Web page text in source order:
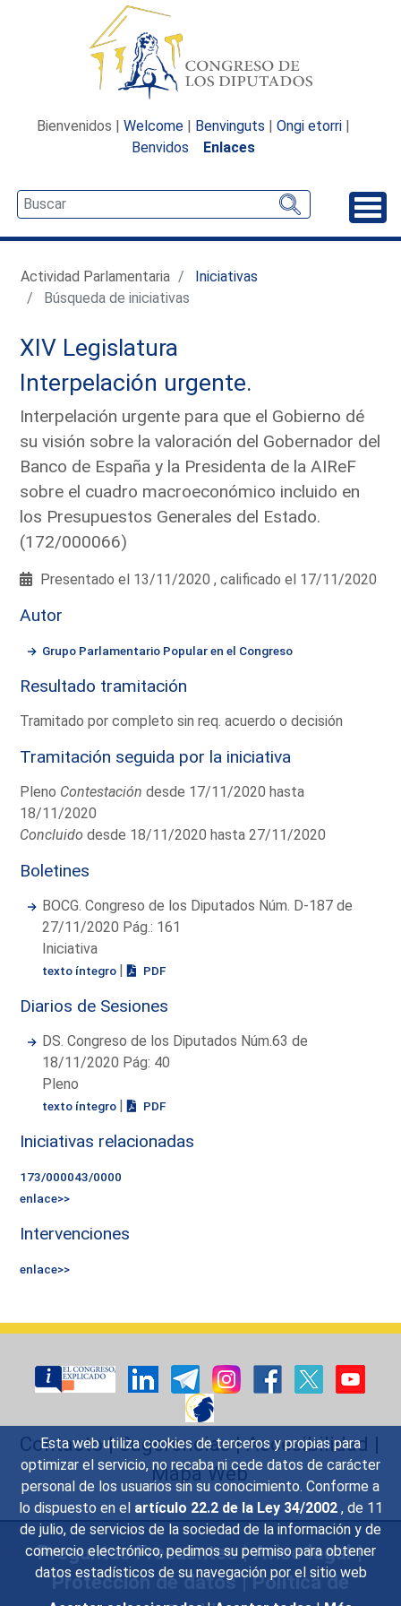
Esta web utiliza cookies de terceros y propias para
optimizar el servicio, no recaba ni cede datos de carácter
personal de los usuarios sin su conocimiento. Conforme a
lo dispuesto en el artículo 22.2 de la Ley 34/2002 , de 11
de julio, de servicios de la sociedad de la información y de
comercio electrónico, pedimos su permiso para obtener
datos estadísticos de su navegación por el sitio web
Bienvenidos | Welcome | Benvinguts | Ongi etorri |
Benvidos
Enlaces
Actividad Parlamentaria
Iniciativas
Búsqueda de iniciativas
XIV Legislatura
Interpelación urgente.
Interpelación urgente para que el Gobierno dé
su visión sobre la valoración del Gobernador del
Banco de España y la Presidenta de la AIReF
sobre el cuadro macroeconómico incluido en
los Presupuestos Generales del Estado.
(172/000066)
Presentado el 13/11/2020 , calificado el 17/11/2020
Autor
Grupo Parlamentario Popular en el Congreso
Resultado tramitación
Tramitado por completo sin req. acuerdo o decisión
Tramitación seguida por la iniciativa
Pleno Contestación desde 17/11/2020 hasta
18/11/2020
Concluido desde 18/11/2020 hasta 27/11/2020
Boletines
BOCG. Congreso de los Diputados Núm. D-187 de
27/11/2020 Pág.: 161
Iniciativa
texto íntegro | PDF
Diarios de Sesiones
DS. Congreso de los Diputados Núm.63 de
18/11/2020 Pág: 40
Pleno
texto íntegro | PDF
Iniciativas relacionadas
173/000043/0000
enlace>>
Intervenciones
enlace>>
Contacto|Sugerencias|Accesibilidad |
Mapa Web
Preguntas Frecuentes|Aviso legal|
Protección de datos|Política de